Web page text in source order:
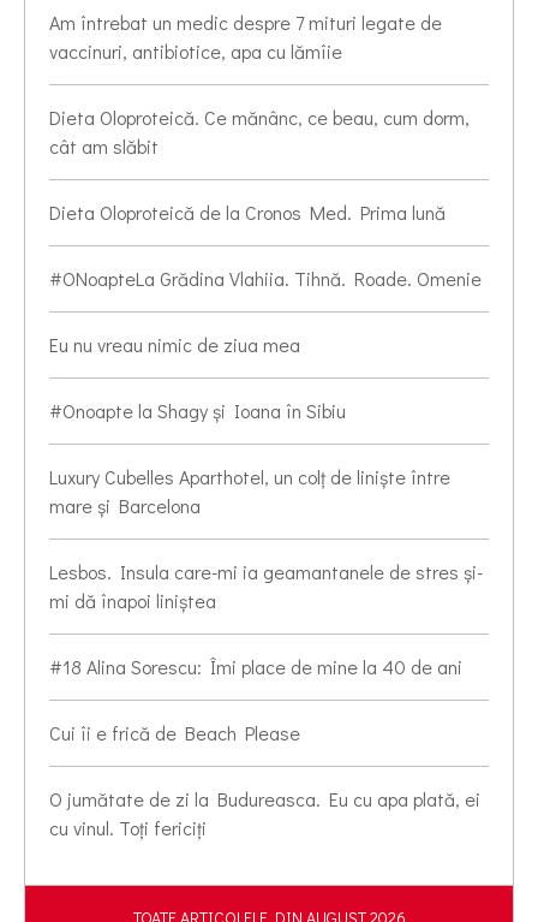
Am întrebat un medic despre 7 mituri legate de
vaccinuri, antibiotice, apa cu lămîie
Dieta Oloproteică. Ce mănânc, ce beau, cum dorm,
cât am slăbit
Dieta Oloproteică de la Cronos Med. Prima lună
#ONoapteLa Grădina Vlahiia. Tihnă. Roade. Omenie
Eu nu vreau nimic de ziua mea
#Onoapte la Shagy și Ioana în Sibiu
Luxury Cubelles Aparthotel, un colț de liniște între
mare și Barcelona
Lesbos. Insula care-mi ia geamantanele de stres și-
mi dă înapoi liniștea
#18 Alina Sorescu: Îmi place de mine la 40 de ani
Cui îi e frică de Beach Please
O jumătate de zi la Budureasca. Eu cu apa plată, ei
cu vinul. Toți fericiți